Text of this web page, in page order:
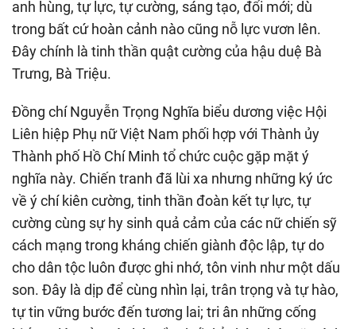
anh hùng, tự lực, tự cường, sáng tạo, đổi mới; dù
trong bất cứ hoàn cảnh nào cũng nỗ lực vươn lên.
Đây chính là tinh thần quật cường của hậu duệ Bà
Trưng, Bà Triệu.
Đồng chí Nguyễn Trọng Nghĩa biểu dương việc Hội
Liên hiệp Phụ nữ Việt Nam phối hợp với Thành ủy
Thành phố Hồ Chí Minh tổ chức cuộc gặp mặt ý
nghĩa này. Chiến tranh đã lùi xa nhưng những ký ức
về ý chí kiên cường, tinh thần đoàn kết tự lực, tự
cường cùng sự hy sinh quả cảm của các nữ chiến sỹ
cách mạng trong kháng chiến giành độc lập, tự do
cho dân tộc luôn được ghi nhớ, tôn vinh như một dấu
son. Đây là dịp để cùng nhìn lại, trân trọng và tự hào,
tự tin vững bước đến tương lai; tri ân những cống